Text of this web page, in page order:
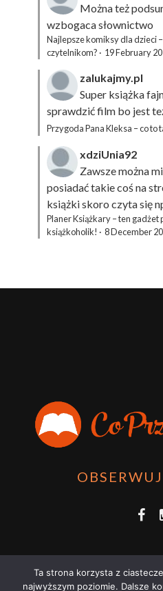
Można też
wzbogaca słownictwo
Najlepsze komiksy dla dzieci
czytelnikom? · 19 February
zalukajmy.pl
Super książka
sprawdzić film bo jest
Przygoda Pana Kleksa – co to
xdziUnia92
Zawsze można
posiadać takie coś na
książki skoro czyta się
Planer Książkary – ten
książkoholik! · 8 December
Ta strona korzysta z
najwyższym poziomie. Dalsze